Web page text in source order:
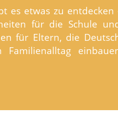
es etwas zu entdecken
für die Schule
für Eltern, die